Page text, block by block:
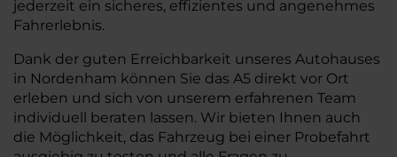
jederzeit ein sicheres, effizientes und angenehmes
Fahrerlebnis.
Dank der guten Erreichbarkeit unseres Autohauses
in Nordenham können Sie das A5 direkt vor Ort
erleben und sich von unserem erfahrenen Team
individuell beraten lassen. Wir bieten Ihnen auch
die Möglichkeit, das Fahrzeug bei einer Probefahrt